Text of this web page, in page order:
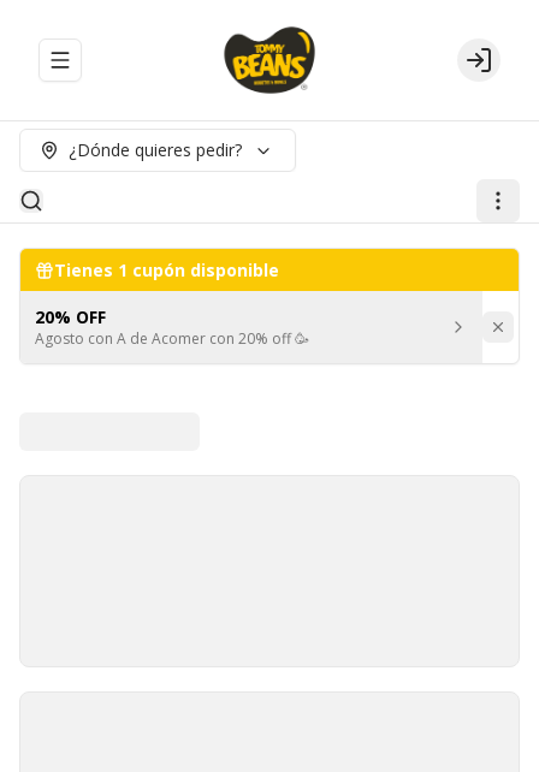
Abrir menu de navegación Login
¿Dónde quieres pedir?
Tienes 1 cupón disponible
20% OFF
Agosto con A de Acomer con 20% off 🥳